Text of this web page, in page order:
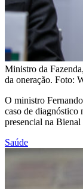
Ministro da
da oneração. Foto:
O ministro
caso de diagnóstico
presencial na
Saúde